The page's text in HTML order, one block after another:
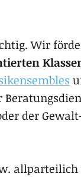
Wir
der